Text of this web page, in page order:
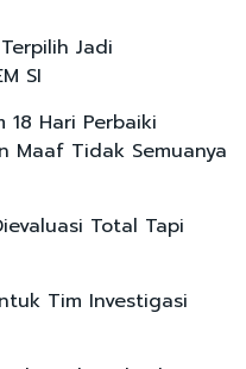
Jadi
SI
18 Hari Perbaiki
Maaf Tidak Semuanya
Total Tapi
Tim Investigasi